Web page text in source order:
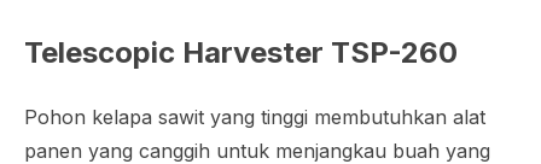
Telescopic Harvester TSP-260
Pohon kelapa sawit yang tinggi membutuhkan alat
panen yang canggih untuk menjangkau buah yang